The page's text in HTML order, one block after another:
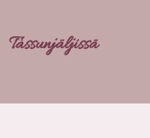
Tassunjäljissä